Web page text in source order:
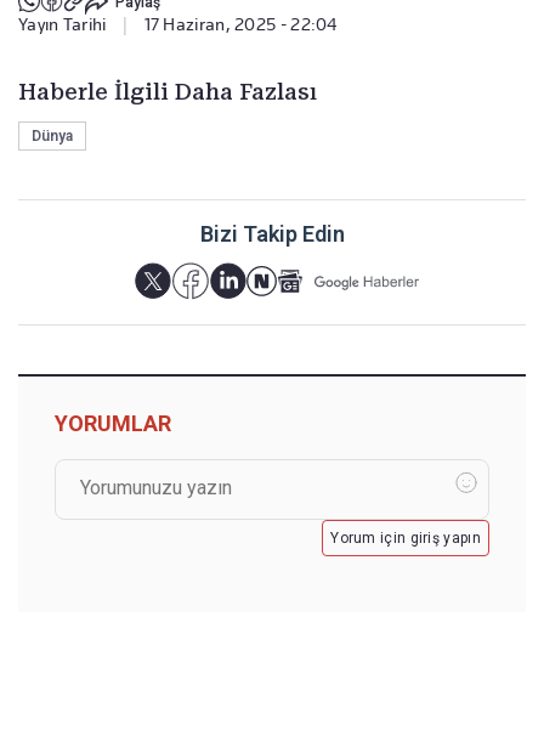
Yayın Tarihi 17 Haziran, 2025 - 22:04
Haberle İlgili Daha Fazlası
Dünya
Bizi Takip Edin
YORUMLAR
Yorum için giriş yapın